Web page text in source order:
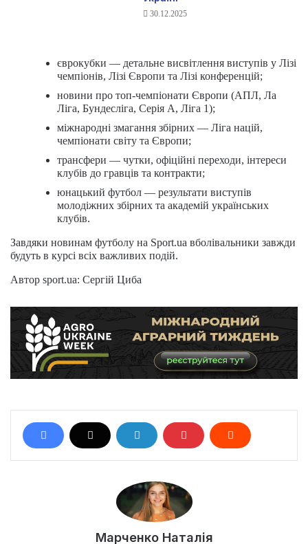
30.12.2025
єврокубки — детальне висвітлення виступів у Лізі
чемпіонів, Лізі Європи та Лізі конференцій;
новини про топ-чемпіонати Європи (АПЛ, Ла
Ліга, Бундесліга, Серія А, Ліга 1);
міжнародні змагання збірних — Ліга націй,
чемпіонати світу та Європи;
трансфери — чутки, офіційні переходи, інтереси
клубів до гравців та контракти;
юнацький футбол — результати виступів
молодіжних збірних та академій українських
клубів.
Завдяки новинам футболу на Sport.ua вболівальники завжди
будуть в курсі всіх важливих подій.
Автор sport.ua: Сергій Циба
Марченко Наталія